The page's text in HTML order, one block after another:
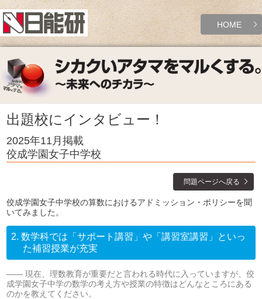
HOME
出題校にインタビュー！
2025年11月掲載
佼成学園女子中学校
問題ページへ戻る
佼成学園女子中学校の算数におけるアドミッション・ポリシーを聞
いてみました。
2. 数学科では「サポート講習」や「講習室講習」といっ
た補習授業が充実
現在、理数教育が重要だと言われる時代に入っていますが、佼
成学園女子中学の数学の考え方や授業の特徴はどんなところにある
のかを教えてください。